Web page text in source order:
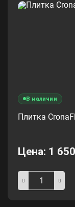
В наличии
Плитка
Цена: 1 650